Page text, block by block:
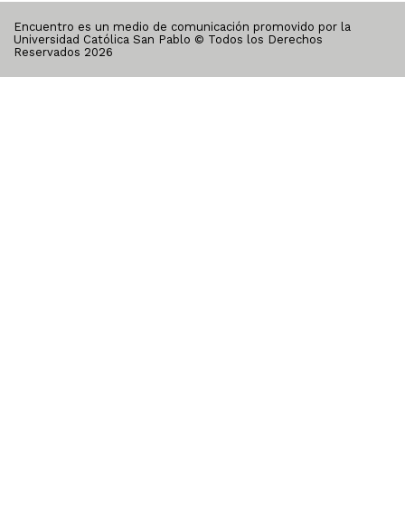
Encuentro es un medio de comunicación promovido por la
Universidad Católica San Pablo © Todos los Derechos
Reservados 2026